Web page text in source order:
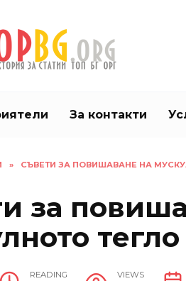
За контакти
» СЪВЕТИ ЗА ПОВИШАВАНЕ НА
за
тегло
READING VIEWS